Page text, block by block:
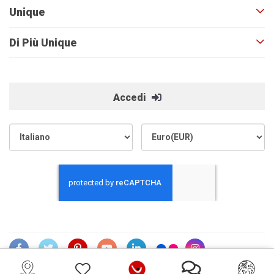
Unique
Di Più Unique
Accedi